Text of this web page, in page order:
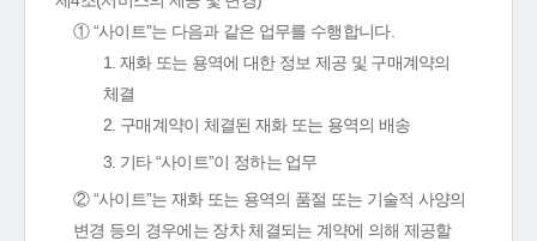
① “사이트”는 다음과 같은 업무를 수행합니다.
1. 재화 또는 용역에 대한 정보 제공 및 구매계약의
체결
2. 구매계약이 체결된 재화 또는 용역의 배송
3. 기타 “사이트”이 정하는 업무
② “사이트”는 재화 또는 용역의 품절 또는 기술적 사양의
변경 등의 경우에는 장차 체결되는 계약에 의해 제공할